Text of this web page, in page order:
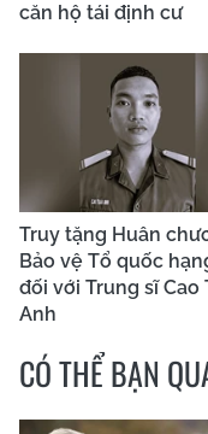
căn hộ tái định cư
Truy tặng Huân
Bảo vệ Tổ quốc
đối với Trung sĩ Cao
Anh
CÓ THỂ BẠN